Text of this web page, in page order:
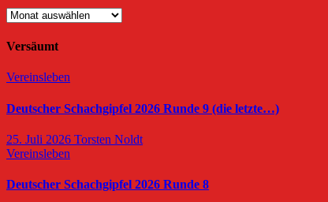
Archiv
Versäumt
Vereinsleben
Deutscher Schachgipfel 2026 Runde 9 (die letzte…)
25. Juli 2026 Torsten Noldt
Vereinsleben
Deutscher Schachgipfel 2026 Runde 8